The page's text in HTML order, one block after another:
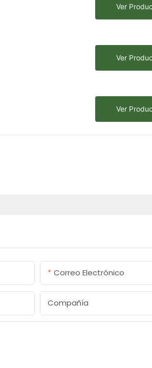
Ver
Ver
Ver
Correo Electrónico
Compañía